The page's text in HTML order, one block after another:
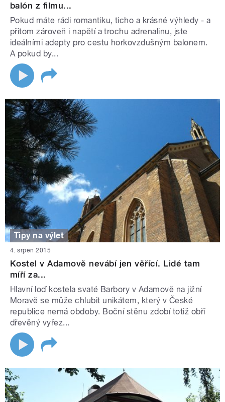
balón z filmu...
Pokud máte rádi romantiku, ticho a krásné výhledy - a
přitom zároveň i napětí a trochu adrenalinu, jste
ideálními adepty pro cestu horkovzdušným balonem.
A pokud by...
Tipy na výlet
4. srpen 2015
Kostel v Adamově nevábí jen věřící. Lidé tam
míří za...
Hlavní loď kostela svaté Barbory v Adamově na jižní
Moravě se může chlubit unikátem, který v České
republice nemá obdoby. Boční stěnu zdobí totiž obří
dřevěný vyřez...